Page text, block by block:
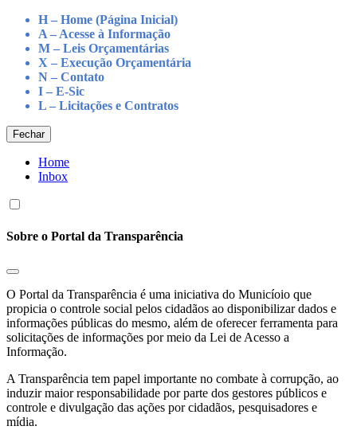
H – Home (Página Inicial)
A – Acesse à Informação
M – Leis Orçamentárias
X – Execução Orçamentária
N – Contato
I – E-Sic
L – Licitações e Contratos
Fechar
Home
Inbox
Sobre o Portal da Transparência
O Portal da Transparência é uma iniciativa do Municíoio que
propicia o controle social pelos cidadãos ao disponibilizar dados e
informações públicas do mesmo, além de oferecer ferramenta para
solicitações de informações por meio da Lei de Acesso a
Informação.
A Transparência tem papel importante no combate à corrupção, ao
induzir maior responsabilidade por parte dos gestores públicos e
controle e divulgação das ações por cidadãos, pesquisadores e
mídia.